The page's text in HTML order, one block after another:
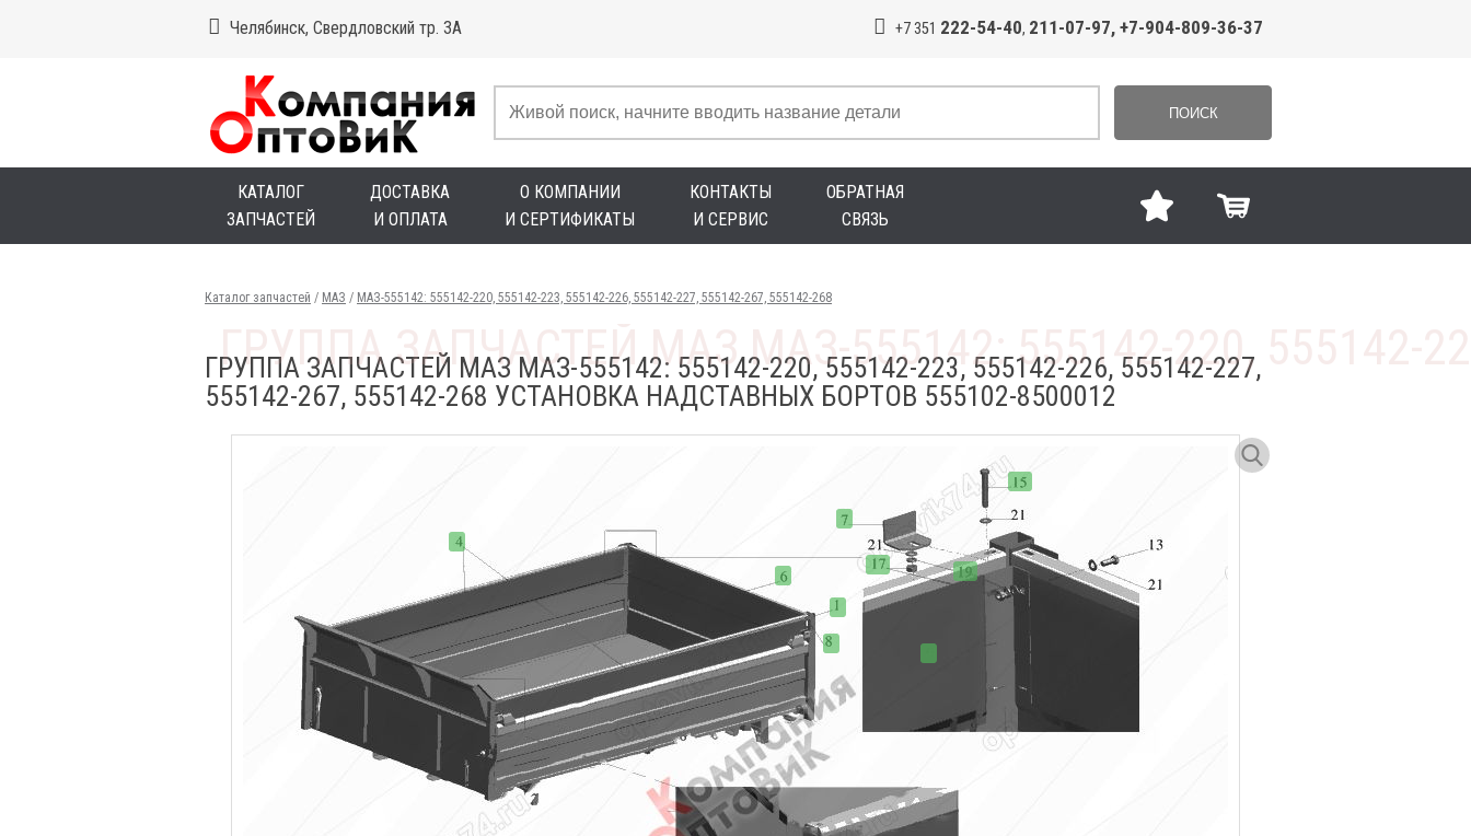
Челябинск, Свердловский тр. 3А +7 351 222-54-40, 211-07-97, +7-904-809-36-37
ПОИСК
КАТАЛОГ
ЗАПЧАСТЕЙ
ДОСТАВКА
И ОПЛАТА
О КОМПАНИИ
И СЕРТИФИКАТЫ
КОНТАКТЫ
И СЕРВИС
ОБРАТНАЯ
СВЯЗЬ
Каталог запчастей / МАЗ / МАЗ-555142: 555142-220, 555142-223, 555142-226, 555142-227, 555142-267, 555142-268
ГРУППА ЗАПЧАСТЕЙ МАЗ МАЗ-555142: 555142-220, 555142-223, 555142-226, 555142-227,
555142-267, 555142-268 УСТАНОВКА НАДСТАВНЫХ БОРТОВ 555102-8500012